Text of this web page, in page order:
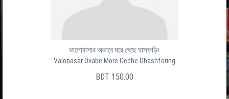
ভালোবাসার অভাবে মরে গেছে ঘাসফড়িং
Valobasar Ovabe More Geche Ghashforing
BDT 150.00